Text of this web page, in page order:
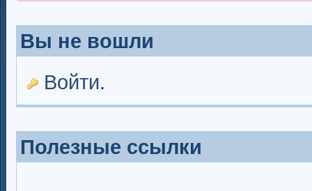
Вы не вошли
Войти.
Полезные ссылки